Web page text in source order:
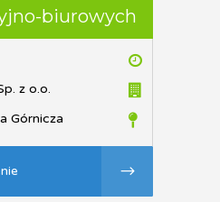
biurowych
z o.o.
Górnicza